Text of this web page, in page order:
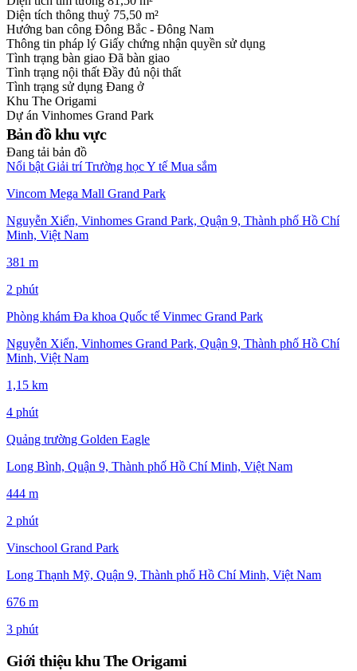
Diện tích thông thuỷ 75,50 m²
Hướng ban công Đông Bắc - Đông Nam
Thông tin pháp lý Giấy chứng nhận quyền sử dụng
Tình trạng bàn giao Đã bàn giao
Tình trạng nội thất Đầy đủ nội thất
Tình trạng sử dụng Đang ở
Khu The Origami
Dự án Vinhomes Grand Park
Bản đồ khu vực
Đang tải bản đồ
Nổi bật Giải trí Trường họcY tế Mua sắm
Vincom Mega Mall Grand Park
Nguyễn Xiển, Vinhomes Grand Park, Quận 9, Thành phố Hồ Chí
Minh, Việt Nam
381 m
2 phút
Phòng khám Đa khoa Quốc tế Vinmec Grand Park
Nguyễn Xiển, Vinhomes Grand Park, Quận 9, Thành phố Hồ Chí
Minh, Việt Nam
1,15 km
4 phút
Quảng trường Golden Eagle
Long Bình, Quận 9, Thành phố Hồ Chí Minh, Việt Nam
444 m
2 phút
Vinschool Grand Park
Long Thạnh Mỹ, Quận 9, Thành phố Hồ Chí Minh, Việt Nam
676 m
3 phút
Giới thiệu khu The Origami